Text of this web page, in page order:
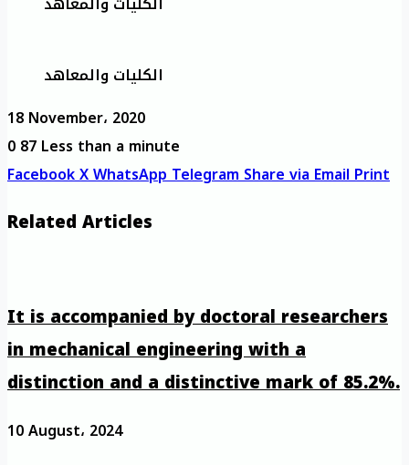
الكليات والمعاهد
18 November، 2020
087Less than a minute
FacebookXWhatsAppTelegramShare via EmailPrint
Related Articles
It is accompanied by doctoral researchers
in mechanical engineering with a
distinction and a distinctive mark of 85.2%.
10 August، 2024